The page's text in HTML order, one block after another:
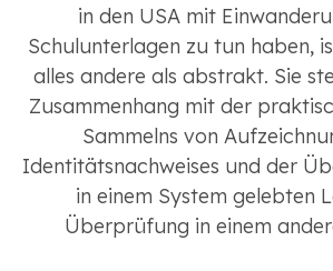
in den USA mit
Schulunterlagen zu tun haben,
alles andere als abstrakt. Sie
Zusammenhang mit der
Sammelns von
Identitätsnachweises und der
in einem System gelebten
Überprüfung in einem